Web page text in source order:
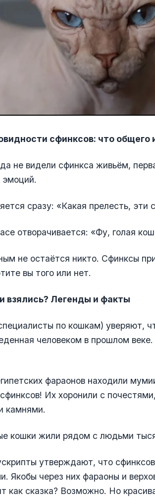
сфинксов: что
не видели сфинкса живьём,
эмоций.
сразу: «Какая прелесть, эти
отворачивается: «Фу, голая
не остаётся никто. Сфинксы
вы того или нет.
взялись? Легенды и факты
по кошкам) уверяют,
человеком в прошлом
фараонов находили
Их хоронили с
камнями.
кошки жили рядом с людьми
утверждают, что
Якобы через них фараоны и
как сказка? Возможно. Но